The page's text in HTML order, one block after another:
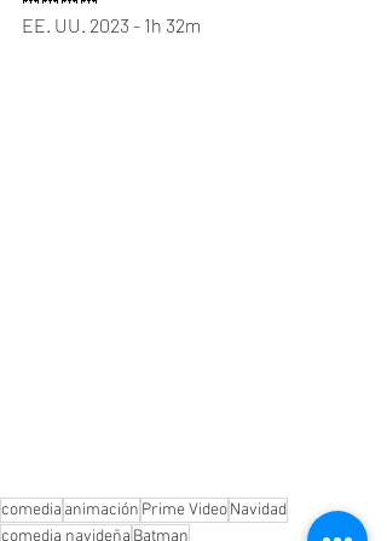
EE. UU. 2023 - 1h 32m
comedia animación Prime VideoNavidad
comedia navideña Batman